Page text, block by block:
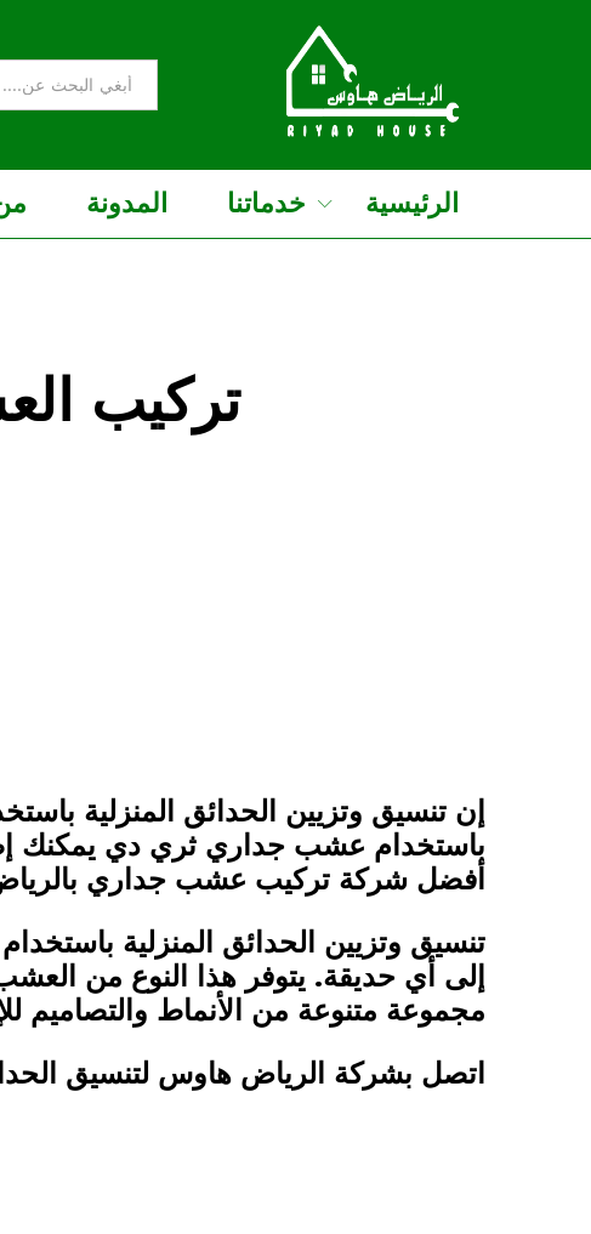
الرئيسية خدماتنا المدونة
تركيب
إن تنسيق وتزيين الحدائق المنزلية
باستخدام عشب جداري ثري دي يمكنك
أفضل شركة تركيب عشب جداري
تنسيق وتزيين الحدائق المنزلية
إلى أي حديقة. يتوفر هذا النوع من
مجموعة متنوعة من الأنماط والتصاميم
اتصل بشركة الرياض هاوس لتنسيق